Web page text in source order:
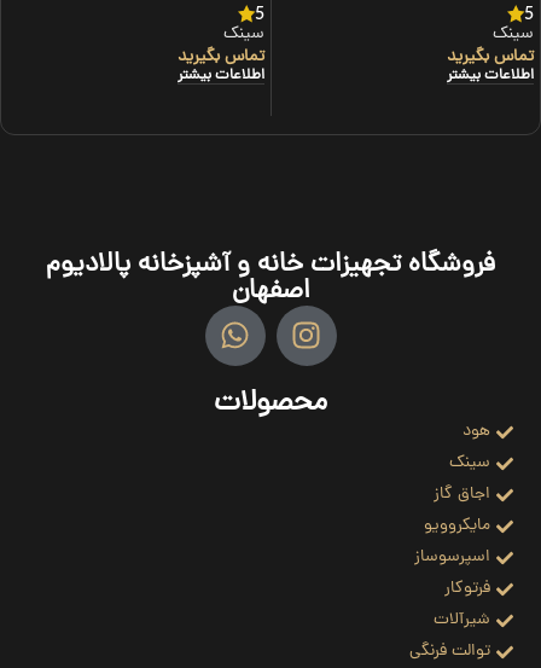
5
سینک
تماس بگیرید
اطلاعات بیشتر
5
سینک
تماس بگیرید
اطلاعات بیشتر
فروشگاه تجهیزات خانه و آشپزخانه پالادیوم
اصفهان
محصولات
هود
سینک
اجاق گاز
مایکروویو
اسپرسوساز
فرتوکار
شیرآلات
توالت فرنگی